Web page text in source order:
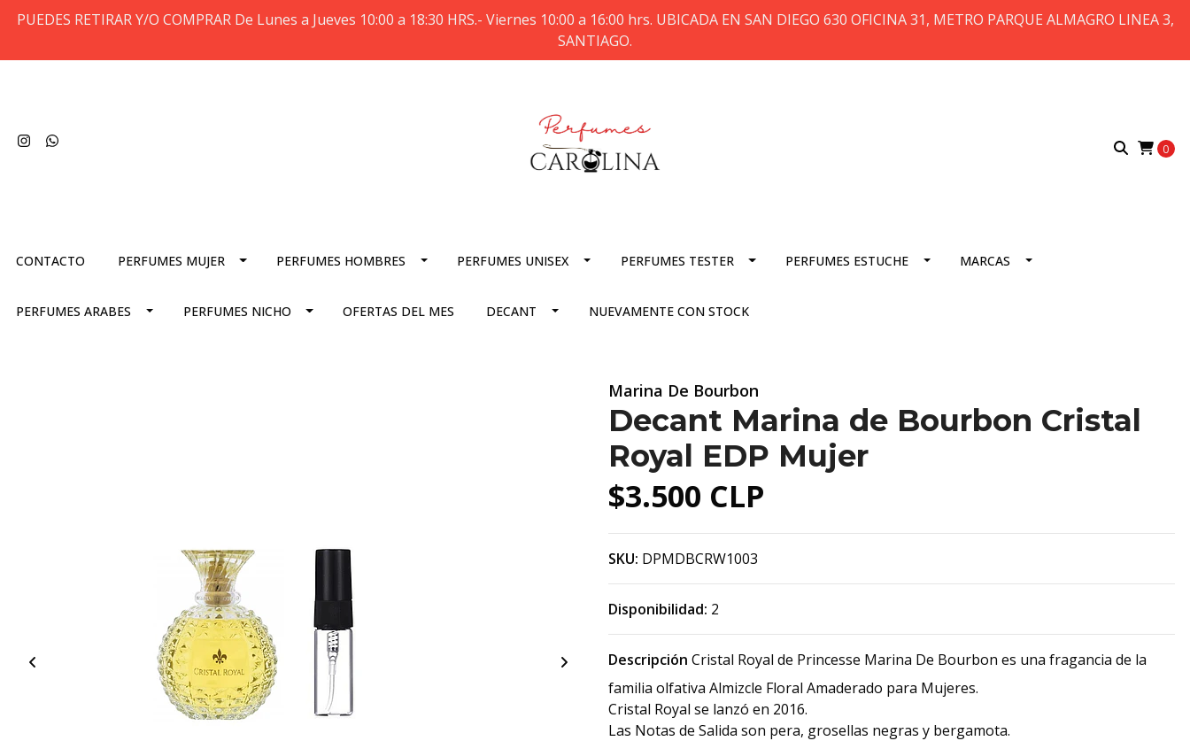
PUEDES RETIRAR Y/O COMPRAR De Lunes a Jueves 10:00 a 18:30 HRS.- Viernes 10:00 a 16:00 hrs. UBICADA EN SAN DIEGO 630 OFICINA 31, METRO PARQUE ALMAGRO LINEA 3,
SANTIAGO.
0
CONTACTO PERFUMES MUJER PERFUMES HOMBRES PERFUMES UNISEX PERFUMES TESTER PERFUMES ESTUCHE MARCAS
PERFUMES ARABES PERFUMES NICHO OFERTAS DEL MES DECANT NUEVAMENTE CON STOCK
Marina De Bourbon
Decant Marina de Bourbon Cristal
Royal EDP Mujer
$3.500 CLP
SKU: DPMDBCRW1003
Disponibilidad: 2
Descripción Cristal Royal de Princesse Marina De Bourbon es una fragancia de la
familia olfativa Almizcle Floral Amaderado para Mujeres.
Cristal Royal se lanzó en 2016.
Las Notas de Salida son pera, grosellas negras y bergamota.